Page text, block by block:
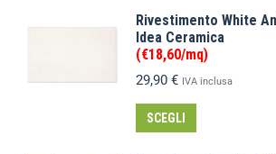
Rivestimento White
Idea Ceramica
(€18,60/mq)
29,90 € IVA inclusa
SCEGLI